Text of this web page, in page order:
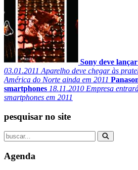
Sony deve
03.01.2011 Aparelho deve chegar às
América do Norte ainda em 2011
smartphones 18.11.2010 Empresa
smartphones em 2011
pesquisar no site
Agenda